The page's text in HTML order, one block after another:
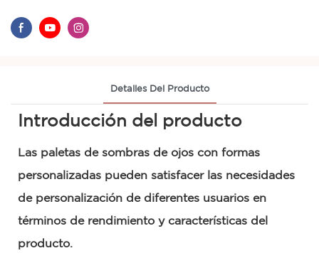
Detalles Del Producto
Introducción del producto
Las paletas de sombras de ojos con formas
personalizadas pueden satisfacer las necesidades
de personalización de diferentes usuarios en
términos de rendimiento y características del
producto.